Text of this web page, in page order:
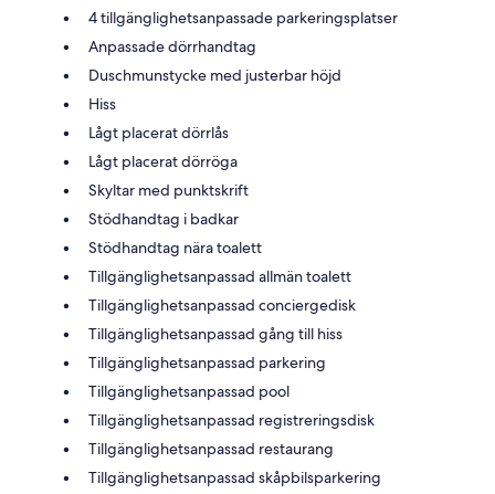
4 tillgänglighetsanpassade parkeringsplatser
Anpassade dörrhandtag
Duschmunstycke med justerbar höjd
Hiss
Lågt placerat dörrlås
Lågt placerat dörröga
Skyltar med punktskrift
Stödhandtag i badkar
Stödhandtag nära toalett
Tillgänglighetsanpassad allmän toalett
Tillgänglighetsanpassad conciergedisk
Tillgänglighetsanpassad gång till hiss
Tillgänglighetsanpassad parkering
Tillgänglighetsanpassad pool
Tillgänglighetsanpassad registreringsdisk
Tillgänglighetsanpassad restaurang
Tillgänglighetsanpassad skåpbilsparkering